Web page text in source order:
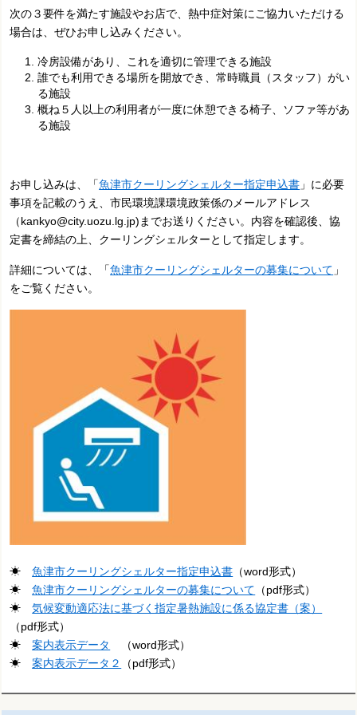
次の３要件を満たす施設やお店で、熱中症対策にご協力いただける
場合は、ぜひお申し込みください。
冷房設備があり、これを適切に管理できる施設
誰でも利用できる場所を開放でき、常時職員（スタッフ）がい
る施設
概ね５人以上の利用者が一度に休憩できる椅子、ソファ等があ
る施設
お申し込みは、「魚津市クーリングシェルター指定申込書 」に必要
事項を記載のうえ、市民環境課環境政策係のメールアドレス
（kankyo@city.uozu.lg.jp)までお送りください。内容を確認後、協
定書を締結の上、クーリングシェルターとして指定します。
詳細については、「魚津市クーリングシェルターの募集について 」
をご覧ください。
☀魚津市クーリングシェルター指定申込書 （word形式）
☀魚津市クーリングシェルターの募集について （pdf形式）
☀気候変動適応法に基づく指定暑熱施設に係る協定書（案）
（pdf形式）
☀案内表示データ
（word形式）
☀案内表示データ２ （pdf形式）